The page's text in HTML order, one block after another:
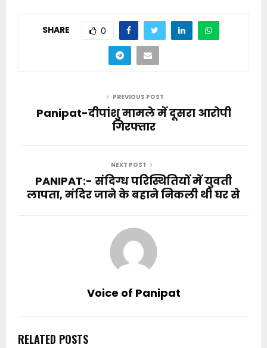
SHARE 0
PREVIOUS POST
Panipat-दीपांशु मामले में दूसरा आरोपी
गिरफ्तार
NEXT POST
PANIPAT:- संदिग्ध परिस्थितियों में युवती
लापता, मंदिर जाने के बहाने निकली थी घर से
Voice of Panipat
RELATED POSTS